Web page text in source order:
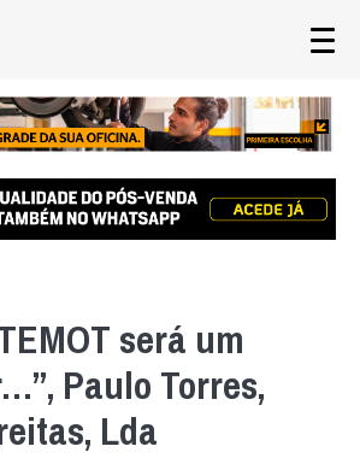
será um
Paulo Torres,
Lda